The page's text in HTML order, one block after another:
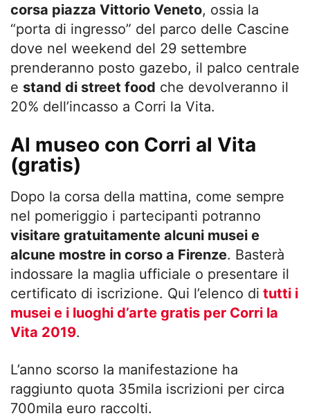
corsa piazza Vittorio Veneto, ossia la
“porta di ingresso” del parco delle Cascine
dove nel weekend del 29 settembre
prenderanno posto gazebo, il palco centrale
e stand di street food che devolveranno il
20% dell’incasso a Corri la Vita.
Al museo con Corri al Vita
(gratis)
Dopo la corsa della mattina, come sempre
nel pomeriggio i partecipanti potranno
visitare gratuitamente alcuni musei e
alcune mostre in corso a Firenze. Basterà
indossare la maglia ufficiale o presentare il
certificato di iscrizione. Qui l’elenco di tutti i
musei e i luoghi d’arte gratis per Corri la
Vita 2019.
L’anno scorso la manifestazione ha
raggiunto quota 35mila iscrizioni per circa
700mila euro raccolti.